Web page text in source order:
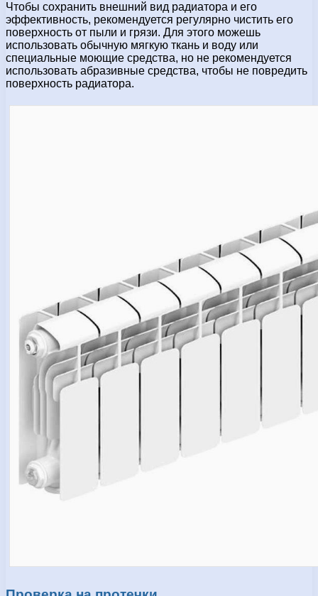
Чтобы сохранить внешний вид радиатора и его
эффективность, рекомендуется регулярно чистить его
поверхность от пыли и грязи. Для этого можешь
использовать обычную мягкую ткань и воду или
специальные моющие средства, но не рекомендуется
использовать абразивные средства, чтобы не повредить
поверхность радиатора.